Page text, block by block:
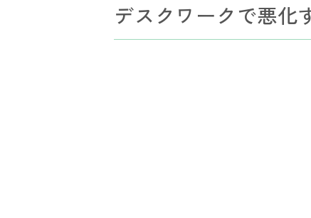
デスクワークで悪化